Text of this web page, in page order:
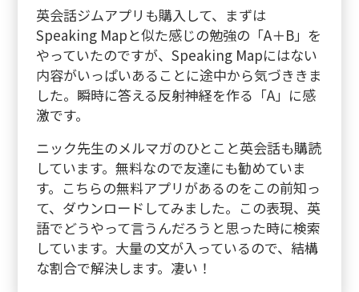
英会話ジムアプリも購入して、まずは
Speaking Mapと似た感じの勉強の「A＋B」を
やっていたのですが、Speaking Mapにはない
内容がいっぱいあることに途中から気づききま
した。瞬時に答える反射神経を作る「A」に感
激です。
ニック先生のメルマガのひとこと英会話も購読
しています。無料なので友達にも勧めていま
す。こちらの無料アプリがあるのをこの前知っ
て、ダウンロードしてみました。この表現、英
語でどうやって言うんだろうと思った時に検索
しています。大量の文が入っているので、結構
な割合で解決します。凄い！